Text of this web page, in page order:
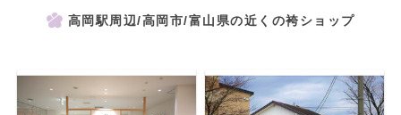
高岡駅周辺/高岡市/富山県の近くの袴ショップ